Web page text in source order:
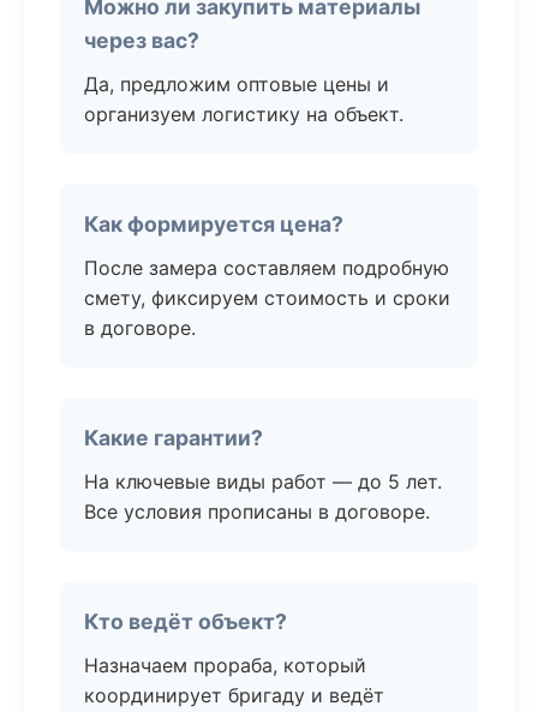
Можно ли закупить материалы
через вас?
Да, предложим оптовые цены и
организуем логистику на объект.
Как формируется цена?
После замера составляем подробную
смету, фиксируем стоимость и сроки
в договоре.
Какие гарантии?
На ключевые виды работ — до 5 лет.
Все условия прописаны в договоре.
Кто ведёт объект?
Назначаем прораба, который
координирует бригаду и ведёт